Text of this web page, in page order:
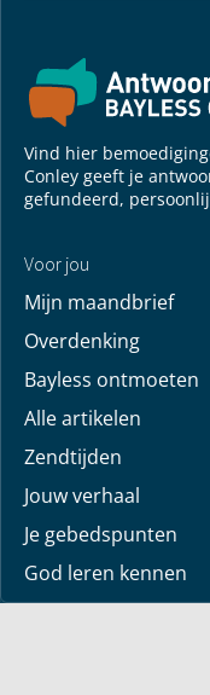
Vind hier
Conley geeft je
gefundeerd,
Voor jou
Mijn maandbrief
Overdenking
Bayless ontmoeten
Alle artikelen
Zendtijden
Jouw verhaal
Je gebedspunten
God leren kennen
Downloads